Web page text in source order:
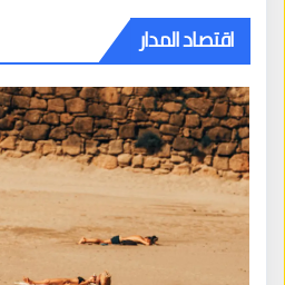
اقتصاد المدار